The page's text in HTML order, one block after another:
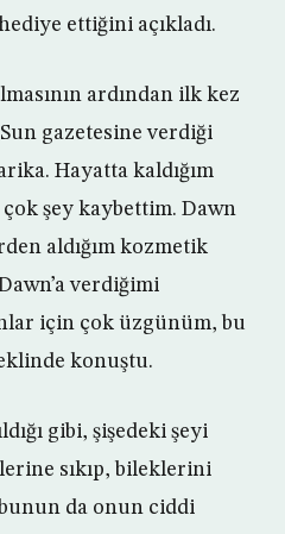
ettiğini açıkladı.
ardından ilk kez
gazetesine verdiği
Hayatta kaldığım
şey kaybettim. Dawn
aldığım kozmetik
verdiğimi
için çok üzgünüm, bu
konuştu.
gibi, şişedeki şeyi
sıkıp, bileklerini
da onun ciddi